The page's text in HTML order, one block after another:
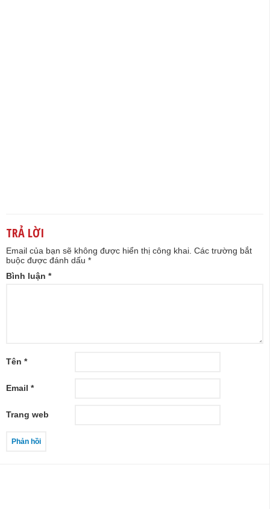
TRẢ LỜI
Email của bạn sẽ không được hiển thị công khai. Các trường bắt
buộc được đánh dấu *
Bình luận *
Tên *
Email *
Trang web